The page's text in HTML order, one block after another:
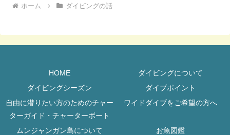
ホーム ダイビングの話
HOME
ダイビングについて
ダイビングシーズン
ダイブポイント
自由に潜りたい方のためのチャー
ターガイド・チャーターボート
ワイドダイブをご希望の方へ
ムンジャンガン島について
お魚図鑑